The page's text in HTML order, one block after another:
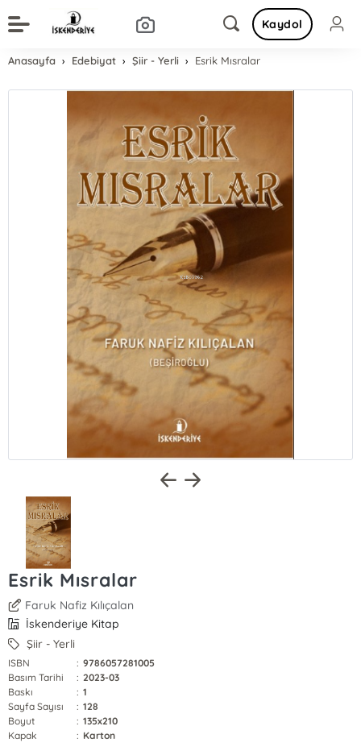
Kaydol
Anasayfa Edebiyat Şiir - Yerli Esrik Mısralar
Esrik Mısralar
Faruk Nafiz Kılıçalan
İskenderiye Kitap
Şiir - Yerli
ISBN : 9786057281005
Basım Tarihi
: 2023-03
Baskı
: 1
Sayfa Sayısı
: 128
Boyut
: 135x210
Kapak
: Karton